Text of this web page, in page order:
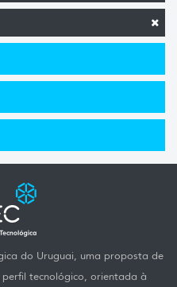
do Uruguai, uma proposta de
tecnológico, orientada à